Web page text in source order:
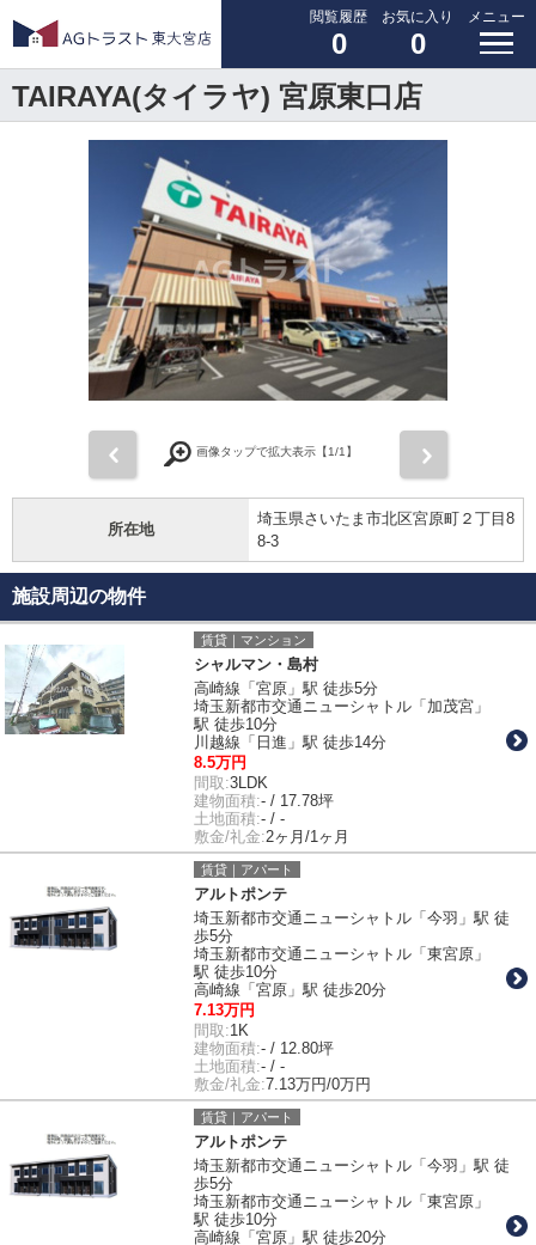
閲覧履歴
0
お気に入り
0
メニュー
TAIRAYA(タイラヤ) 宮原東口店
画像タップで拡大表示【1/1】
所在地
埼玉県さいたま市北区宮原町２丁目8
8-3
施設周辺の物件
賃貸｜マンション
シャルマン・島村
高崎線「宮原」駅 徒歩5分
埼玉新都市交通ニューシャトル「加茂宮」
駅 徒歩10分
川越線「日進」駅 徒歩14分
8.5万円
間取:3LDK
建物面積:- / 17.78坪
土地面積:- / -
敷金/礼金:2ヶ月/1ヶ月
賃貸｜アパート
アルトポンテ
埼玉新都市交通ニューシャトル「今羽」駅 徒
歩5分
埼玉新都市交通ニューシャトル「東宮原」
駅 徒歩10分
高崎線「宮原」駅 徒歩20分
7.13万円
間取:1K
建物面積:- / 12.80坪
土地面積:- / -
敷金/礼金:7.13万円/0万円
賃貸｜アパート
アルトポンテ
埼玉新都市交通ニューシャトル「今羽」駅 徒
歩5分
埼玉新都市交通ニューシャトル「東宮原」
駅 徒歩10分
高崎線「宮原」駅 徒歩20分